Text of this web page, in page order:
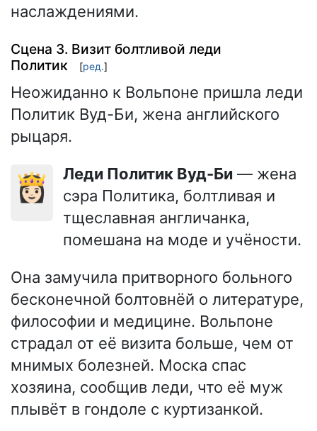
наслаждениями.
Сцена 3. Визит болтливой леди
Политик
[ред.]
Неожиданно к Вольпоне пришла леди
Политик Вуд-Би, жена английского
рыцаря.
👸🏻 Леди Политик Вуд-Би — жена
сэра Политика, болтливая и
тщеславная англичанка,
помешана на моде и учёности.
Она замучила притворного больного
бесконечной болтовнёй о литературе,
философии и медицине. Вольпоне
страдал от её визита больше, чем от
мнимых болезней. Моска спас
хозяина, сообщив леди, что её муж
плывёт в гондоле с куртизанкой.